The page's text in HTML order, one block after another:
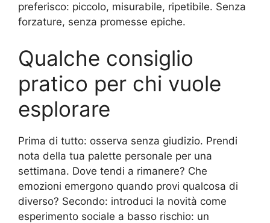
preferisco: piccolo, misurabile, ripetibile. Senza
forzature, senza promesse epiche.
Qualche consiglio
pratico per chi vuole
esplorare
Prima di tutto: osserva senza giudizio. Prendi
nota della tua palette personale per una
settimana. Dove tendi a rimanere? Che
emozioni emergono quando provi qualcosa di
diverso? Secondo: introduci la novità come
esperimento sociale a basso rischio: un